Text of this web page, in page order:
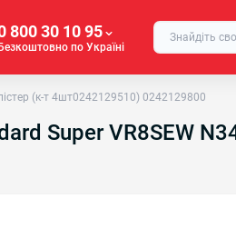
800 30 10 95
по Україні
(к-т 4шт0242129510) 0242129800
Super VR8SEW